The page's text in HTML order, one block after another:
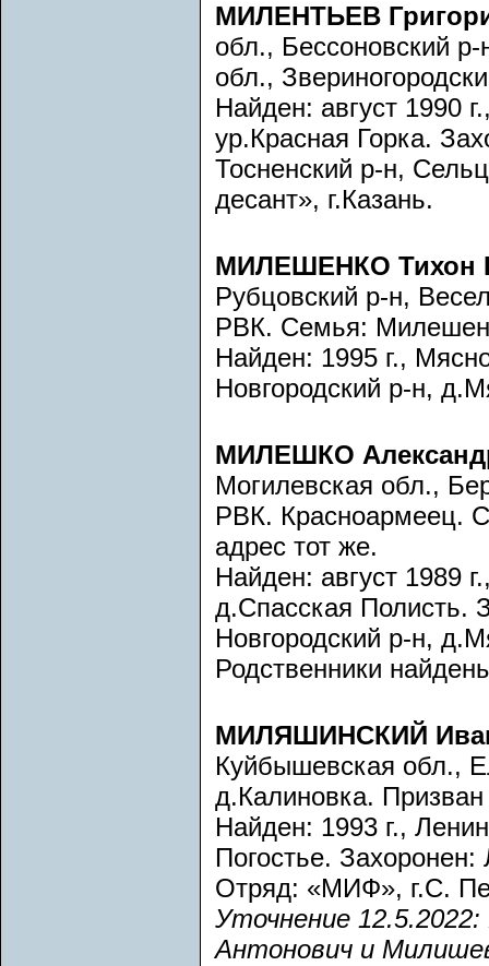
МИЛЕНТЬЕВ
обл., Бессоновский
обл.,
Найден: август 1990
ур.Красная Горка.
Тосненский р-н,
десант», г.Казань.
МИЛЕШЕНКО Тихон
Рубцовский р-н,
РВК. Семья:
Найден: 1995 г.,
Новгородский р-н,
МИЛЕШКО
Могилевская обл.,
РВК. Красноармеец.
адрес тот же.
Найден: август 1989
д.Спасская Полисть.
Новгородский р-н,
Родственники
МИЛЯШИНСКИЙ
Куйбышевская обл.,
д.Калиновка.
Найден: 1993 г.,
Погостье.
Отряд: «МИФ», г.С.
Уточнение
Антонович и